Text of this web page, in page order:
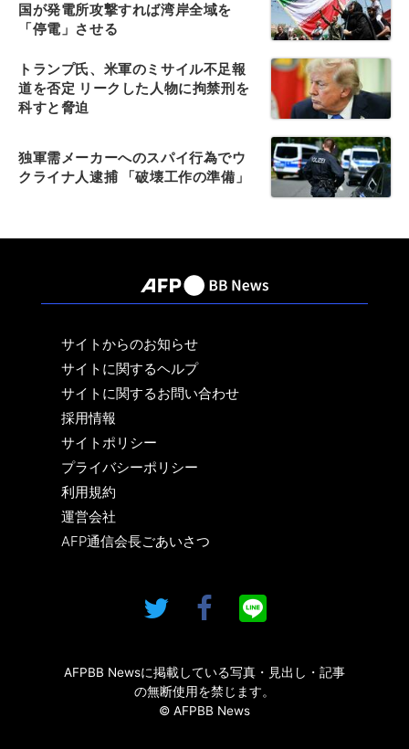
国が発電所攻撃すれば湾岸全域を
「停電」させる
トランプ氏、米軍のミサイル不足報
道を否定 リークした人物に拘禁刑を
科すと脅迫
独軍需メーカーへのスパイ行為でウ
クライナ人逮捕 「破壊工作の準備」
サイトからのお知らせ
サイトに関するヘルプ
サイトに関するお問い合わせ
採用情報
サイトポリシー
プライバシーポリシー
利用規約
運営会社
AFP通信会長ごあいさつ
AFPBB Newsに掲載している写真・見出し・記事
の無断使用を禁じます。
© AFPBB News